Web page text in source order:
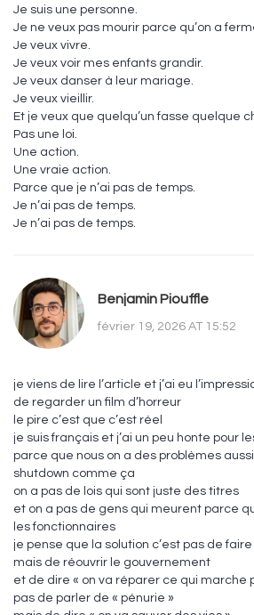
Je suis une personne.
Je ne veux pas mourir parce qu’on a
Je veux vivre.
Je veux voir mes enfants grandir.
Je veux danser à leur mariage.
Je veux vieillir.
Et je veux que quelqu’un fasse quelque
Pas une loi.
Une action.
Une vraie action.
Parce que je n’ai pas de temps.
Je n’ai pas de temps.
Je n’ai pas de temps.
Benjamin Piouffle
février 19, 2026 AT 15:52
je viens de lire l’article et j’ai eu
de regarder un film d’horreur
le pire c’est que c’est réel
je suis français et j’ai un peu honte pour
parce que nous on a des problèmes
shutdown comme ça
on a pas de lois qui sont juste des titres
et on a pas de gens qui meurent parce
les fonctionnaires
je pense que la solution c’est pas de
mais de réouvrir le gouvernement
et de dire « on va réparer ce qui marche
pas de parler de « pénurie »